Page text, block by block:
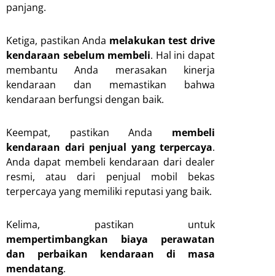
panjang.
Ketiga, pastikan Anda melakukan test drive
kendaraan sebelum membeli. Hal ini dapat
membantu Anda merasakan kinerja
kendaraan dan memastikan bahwa
kendaraan berfungsi dengan baik.
Keempat, pastikan Anda membeli
kendaraan dari penjual yang terpercaya.
Anda dapat membeli kendaraan dari dealer
resmi, atau dari penjual mobil bekas
terpercaya yang memiliki reputasi yang baik.
Kelima, pastikan untuk
mempertimbangkan biaya perawatan
dan perbaikan kendaraan di masa
mendatang.